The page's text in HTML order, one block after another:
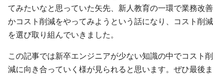
てみたいなと思っていた矢先、新人教育の一環で業務改善
かコスト削減をやってみようという話になり、コスト削減
を選び取り組んでいきました。
この記事では新卒エンジニアが少ない知識の中でコスト削
減に向き合っていく様が見られると思います。ぜひ最後ま